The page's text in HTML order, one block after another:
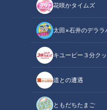
花咲かタイムズ
太田×石井のデララ
キユーピー３分ク
道との遭遇
ともだちたまご
CBCテレビ：画像『キユーピー3分ク
キユーピー３分クッ
レシピ紹介
とろっとしていて甘みのあ